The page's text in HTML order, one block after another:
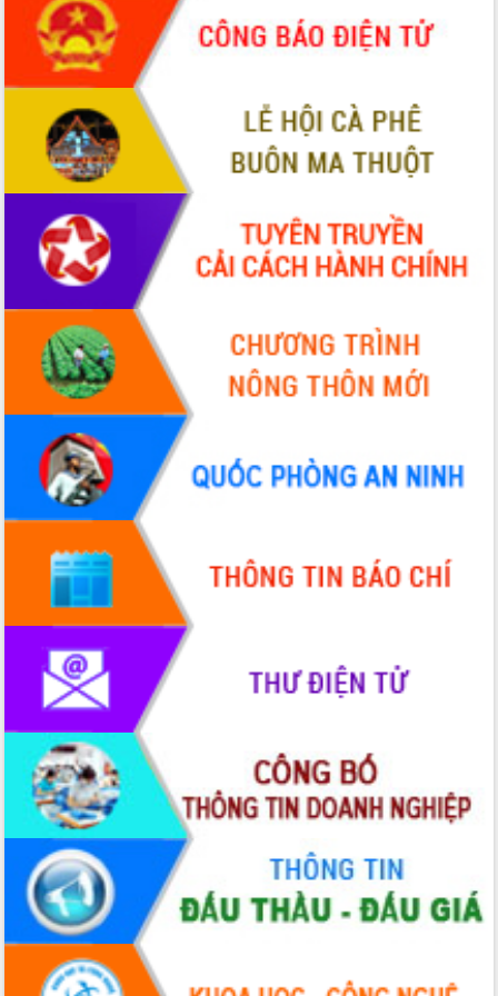
món ăn từ sầu riêng
Đắk Lắk công bố Quy hoạch và xúc
tiến đầu tư tỉnh
Ngành cá ngừ Đắk Lắk chủ động thích
ứng để giữ vững thị trường xuất khẩu
Diễn đàn Kinh tế tư nhân Việt Nam đột
phá cơ chế - Hợp tác công tư
Đề án 06 tạo bước ngoặt đột phá trong
cải cách hành chính tỉnh Đắk Lắk
Kết nối tour, đẩy mạnh chuyển đổi số
để phát triển du lịch Đắk Lắk
Khởi động Dự án Đầu tư xây dựng hạ
tầng kỹ thuật Cụm công nghiệp Tân
Gặp mặt các cơ quan báo chí nhân Kỷ
niệm 101 năm Ngày Báo chí Cách
mạng Việt Nam
Đắk Lắk sơ kết 4 năm triển khai thực
hiện Đề án 06 của Chính phủ
Họp báo thông tin về Hội nghị Công bố
Quy hoạch và Xúc tiến đầu tư tỉnh Đắk
Lắk
Khơi thông điểm nghẽn, đẩy nhanh
giải ngân vốn khắc phục thiên tai
HĐND tỉnh thông qua điều chỉnh Quy
hoạch tỉnh thời kỳ 2021-2030
Hội thảo góp ý hồ sơ điều chỉnh quy
hoạch tỉnh Đắk Lắk thời kỳ 2021-2030,
tầm nhìn đến năm 2050
Nâng cao hiệu quả hoạt động của các
doanh nghiệp nhà nước
Hội nghị triển khai kết nối mạng
truyền số liệu chuyên dùng phục vụ cơ
quan Đảng, Nhà nước
Lễ phát động chuỗi hoạt động chung
tay làm sạch môi trường
Xã Ea Kar bước chuyển mình trong
công tác cải cách hành chính mô hình
mới
UBND tỉnh họp báo định kỳ tháng 4
năm 2026